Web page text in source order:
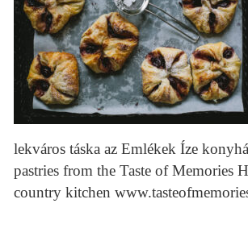
lekváros táska az Emlékek Íze
pastries from the Taste of Memories
country kitchen